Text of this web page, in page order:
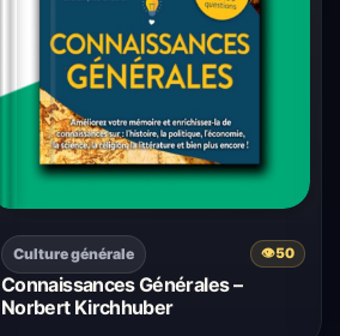
Culture générale 👁50
Connaissances Générales –
Norbert Kirchhuber